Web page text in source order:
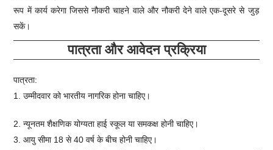
रूप में कार्य करेगा जिससे नौकरी चाहने वाले और नौकरी देने वाले एक-दूसरे से जुड़
सकें।
पात्रता और आवेदन प्रक्रिया
पात्रता:
1. उम्मीदवार को भारतीय नागरिक होना चाहिए।
2. न्यूनतम शैक्षणिक योग्यता हाई स्कूल या समकक्ष होनी चाहिए।
3. आयु सीमा 18 से 40 वर्ष के बीच होनी चाहिए।